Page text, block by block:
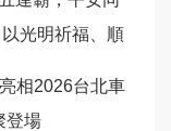
光明祈福、順
相2026台北車
登場